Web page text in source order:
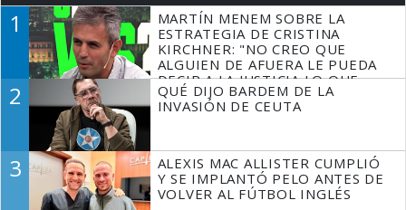
1
MARTÍN MENEM SOBRE LA
ESTRATEGIA DE CRISTINA
KIRCHNER: "NO CREO QUE
ALGUIEN DE AFUERA LE PUEDA
DECIR A LA JUSTICIA LO QUE
TIENE QUE HACER"
2
QUÉ DIJO BARDEM DE LA
INVASIÓN DE CEUTA
3
ALEXIS MAC ALLISTER CUMPLIÓ
Y SE IMPLANTÓ PELO ANTES DE
VOLVER AL FÚTBOL INGLÉS